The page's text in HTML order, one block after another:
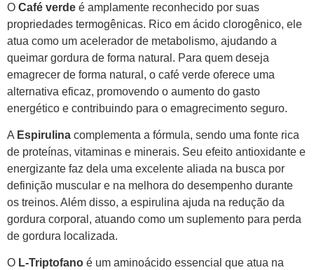
O Café verde é amplamente reconhecido por suas
propriedades termogênicas. Rico em ácido clorogênico, ele
atua como um acelerador de metabolismo, ajudando a
queimar gordura de forma natural. Para quem deseja
emagrecer de forma natural, o café verde oferece uma
alternativa eficaz, promovendo o aumento do gasto
energético e contribuindo para o emagrecimento seguro.
A Espirulina complementa a fórmula, sendo uma fonte rica
de proteínas, vitaminas e minerais. Seu efeito antioxidante e
energizante faz dela uma excelente aliada na busca por
definição muscular e na melhora do desempenho durante
os treinos. Além disso, a espirulina ajuda na redução da
gordura corporal, atuando como um suplemento para perda
de gordura localizada.
O L-Triptofano é um aminoácido essencial que atua na